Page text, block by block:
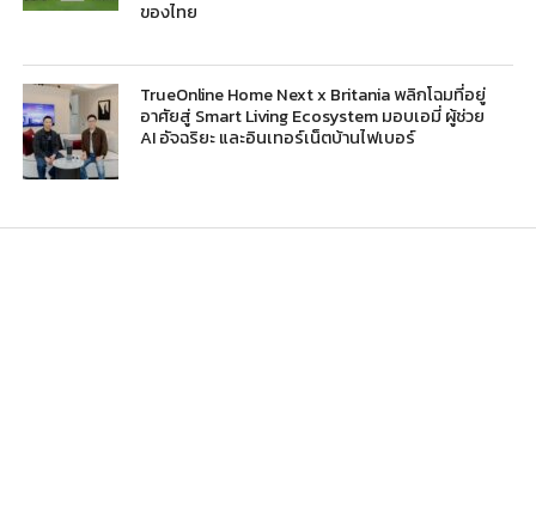
ของไทย
TrueOnline Home Next x Britania พลิกโฉมที่อยู่
อาศัยสู่ Smart Living Ecosystem มอบเอมี่ ผู้ช่วย
AI อัจฉริยะ และอินเทอร์เน็ตบ้านไฟเบอร์